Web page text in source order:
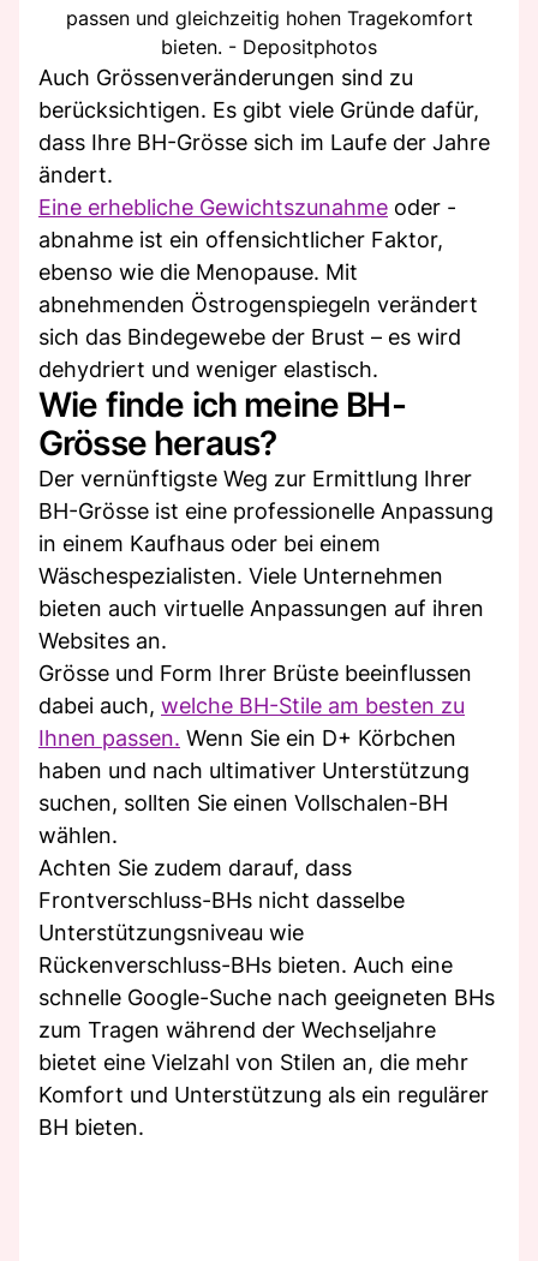
passen und gleichzeitig hohen Tragekomfort
bieten. - Depositphotos
Auch Grössenveränderungen sind zu
berücksichtigen. Es gibt viele Gründe dafür,
dass Ihre BH-Grösse sich im Laufe der Jahre
ändert.
Eine erhebliche Gewichtszunahme oder -
abnahme ist ein offensichtlicher Faktor,
ebenso wie die Menopause. Mit
abnehmenden Östrogenspiegeln verändert
sich das Bindegewebe der Brust – es wird
dehydriert und weniger elastisch.
Wie finde ich meine BH-
Grösse heraus?
Der vernünftigste Weg zur Ermittlung Ihrer
BH-Grösse ist eine professionelle Anpassung
in einem Kaufhaus oder bei einem
Wäschespezialisten. Viele Unternehmen
bieten auch virtuelle Anpassungen auf ihren
Websites an.
Grösse und Form Ihrer Brüste beeinflussen
dabei auch, welche BH-Stile am besten zu
Ihnen passen. Wenn Sie ein D+ Körbchen
haben und nach ultimativer Unterstützung
suchen, sollten Sie einen Vollschalen-BH
wählen.
Achten Sie zudem darauf, dass
Frontverschluss-BHs nicht dasselbe
Unterstützungsniveau wie
Rückenverschluss-BHs bieten. Auch eine
schnelle Google-Suche nach geeigneten BHs
zum Tragen während der Wechseljahre
bietet eine Vielzahl von Stilen an, die mehr
Komfort und Unterstützung als ein regulärer
BH bieten.